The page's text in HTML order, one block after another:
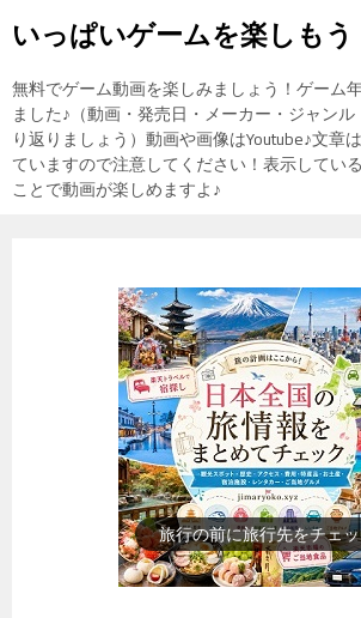
いっぱいゲームを楽しもう
無料でゲーム動画を楽しみましょう！ゲーム
ました♪（動画・発売日・メーカー・ジャン
り返りましょう）動画や画像はYoutube♪文章
ていますので注意してください！表示してい
ことで動画が楽しめますよ♪
旅行の前に旅行先をチェ